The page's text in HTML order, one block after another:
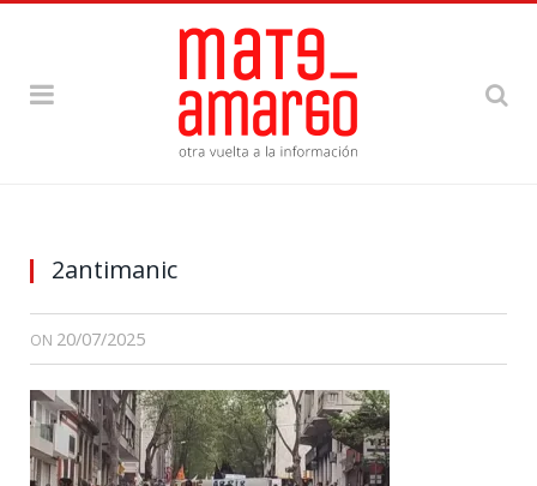
2antimanic
ON 20/07/2025